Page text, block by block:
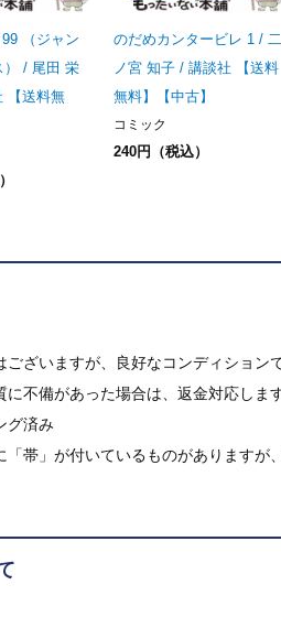
（ジャン
） / 尾田 栄
【送料無
のだめカンタービレ 1 / 二
ノ宮 知子 / 講談社 【送料
無料】【中古】
コミック
240円（税込）
ございますが、良好なコンディション
に不備があった場合は、返金対応します
グ済み
「帯」が付いているものがありますが